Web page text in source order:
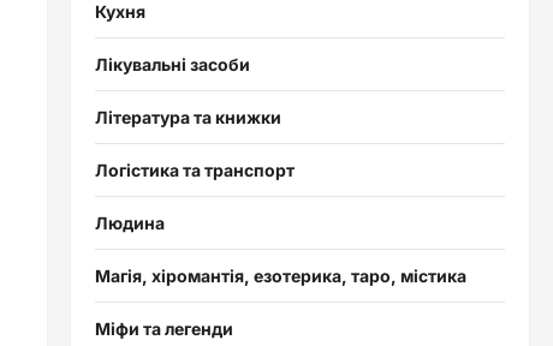
Кухня
Лікувальні засоби
Література та книжки
Логістика та транспорт
Людина
Магія, хіромантія, езотерика, таро, містика
Міфи та легенди